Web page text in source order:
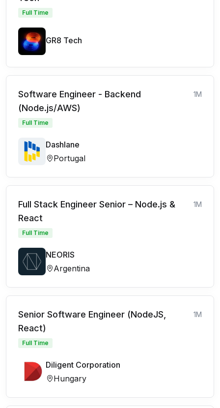
Full Time
GR8 Tech
Software Engineer - Backend
(Node.js/AWS)
1M
Full Time
Dashlane
Portugal
Full Stack Engineer Senior – Node.js &
React
1M
Full Time
NEORIS
Argentina
Senior Software Engineer (NodeJS,
React)
1M
Full Time
Diligent Corporation
Hungary